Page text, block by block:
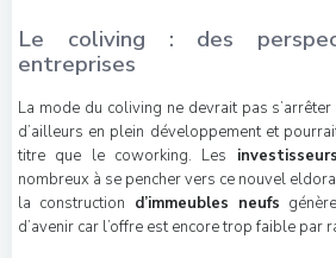
Le coliving : des
entreprises
La mode du coliving ne devrait pas
d’ailleurs en plein développement et
titre que le coworking. Les
nombreux à se pencher vers ce nouvel
la construction d’immeubles neufs
d’avenir car l’offre est encore trop faible par